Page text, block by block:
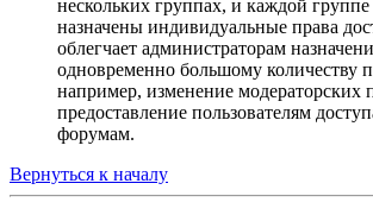
нескольких группах, и каждой
назначены индивидуальные права
облегчает администраторам
одновременно большому количеству
например, изменение модераторских
предоставление пользователям
форумам.
Вернуться к началу